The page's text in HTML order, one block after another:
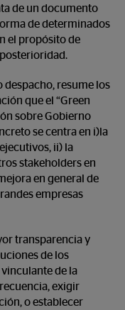
de un documento
de determinados
el propósito de
despacho, resume los
que el “Green
sobre Gobierno
se centra en i)la
ii) la
stakeholders en
en general de
empresas
transparencia y
de los
de la
exigir
o establecer